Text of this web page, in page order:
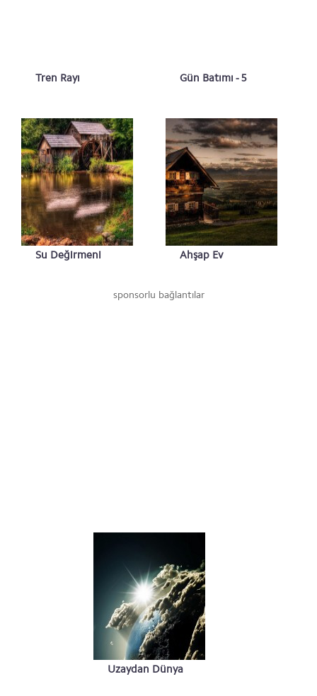
Tren Rayı Gün Batımı - 5
Su Değirmeni Ahşap Ev
sponsorlu bağlantılar
Uzaydan Dünya